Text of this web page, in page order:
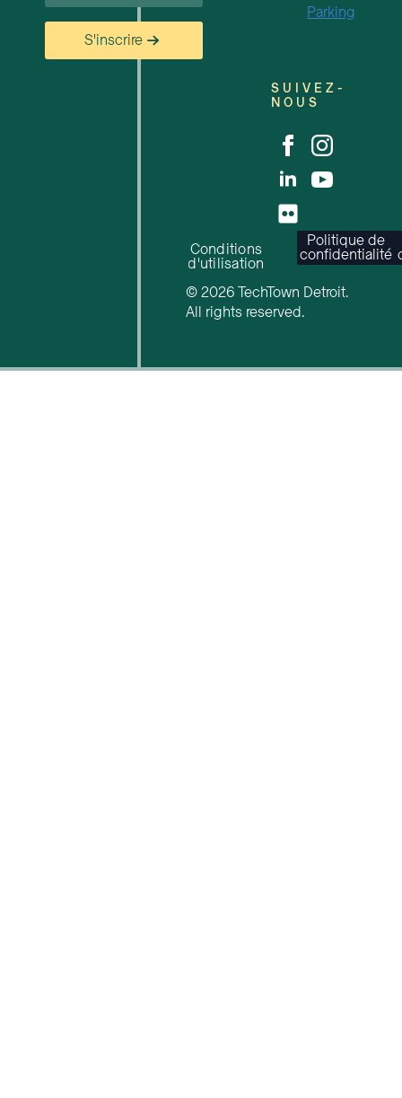
S'inscrire
Parking
SUIVEZ-
NOUS
Conditions
d'utilisation
Politique de
confidentialité
© 2026 TechTown Detroit.
All rights reserved.